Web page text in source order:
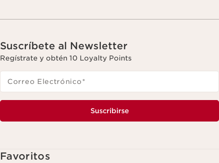
Suscríbete al Newsletter
Regístrate y obtén 10 Loyalty Points
Correo Electrónico*
Suscribirse
Favoritos